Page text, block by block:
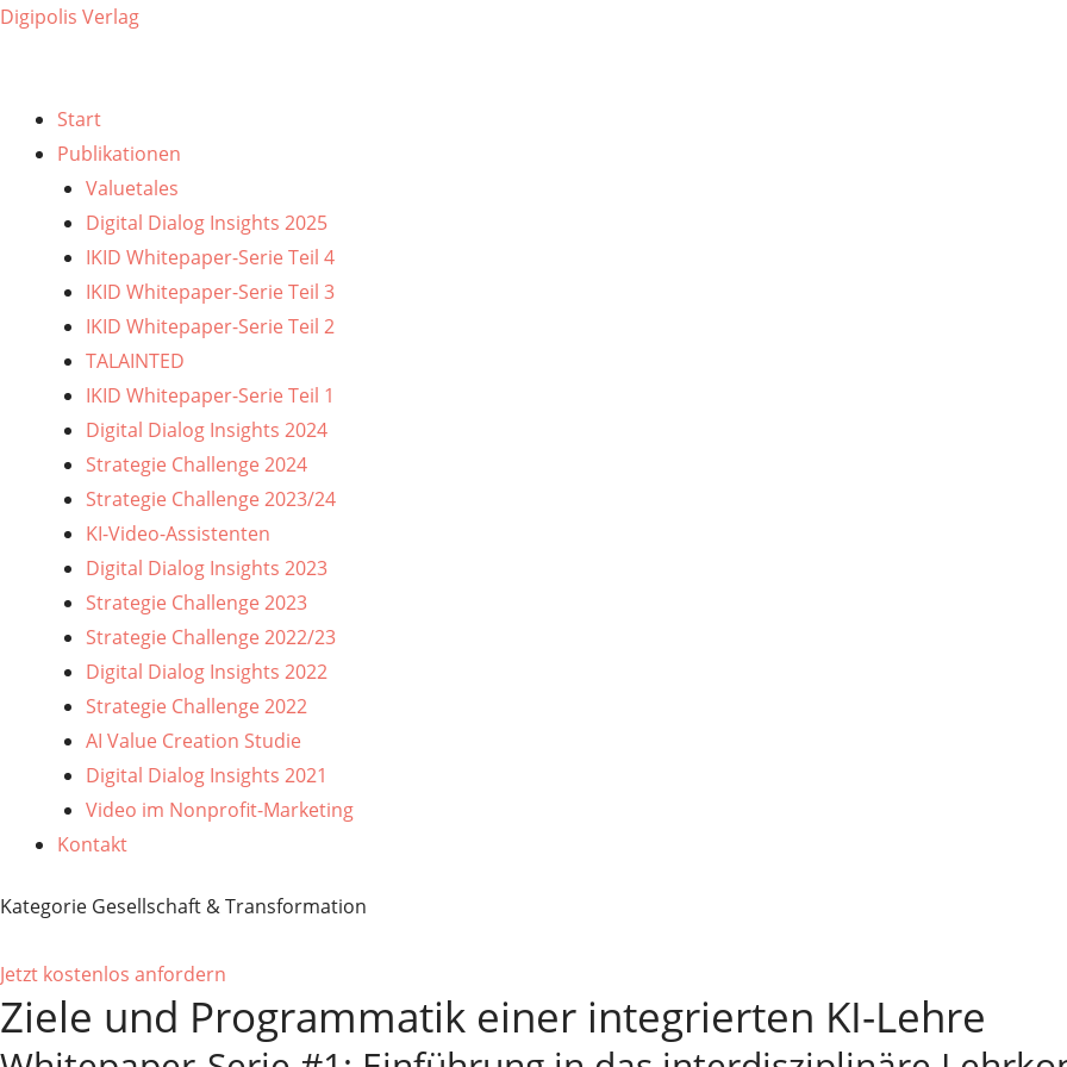
Digipolis Verlag
Menu Start
Publikationen
Valuetales
Digital Dialog Insights 2025
IKID Whitepaper-Serie Teil 4
IKID Whitepaper-Serie Teil 3
IKID Whitepaper-Serie Teil 2
TALAINTED
IKID Whitepaper-Serie Teil 1
Digital Dialog Insights 2024
Strategie Challenge 2024
Strategie Challenge 2023/24
KI-Video-Assistenten
Digital Dialog Insights 2023
Strategie Challenge 2023
Strategie Challenge 2022/23
Digital Dialog Insights 2022
Strategie Challenge 2022
AI Value Creation Studie
Digital Dialog Insights 2021
Video im Nonprofit-Marketing
Kontakt
Kategorie Gesellschaft & Transformation
Jetzt kostenlos anfordern
Ziele und Programmatik einer integrierten KI-Lehre